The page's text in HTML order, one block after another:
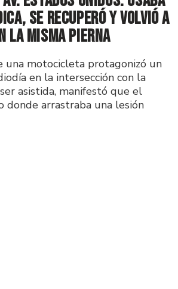
se recuperó y volvió a
la misma pierna
una motocicleta protagonizó un
en la intersección con la
asistida, manifestó que el
donde arrastraba una lesión